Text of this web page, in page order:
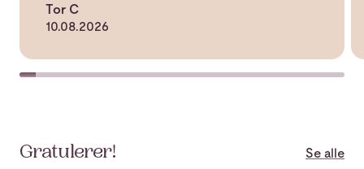
Tor C
10.08.2026
5
m
g
Gratulerer! Se alle